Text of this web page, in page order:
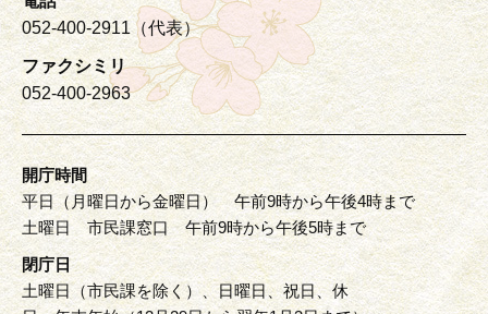
052-400-2911（代表）
ファクシミリ
052-400-2963
開庁時間
平日（月曜日から金曜日） 午前9時から午後4時まで
土曜日 市民課窓口 午前9時から午後5時まで
閉庁日
土曜日（市民課を除く）、日曜日、祝日、休